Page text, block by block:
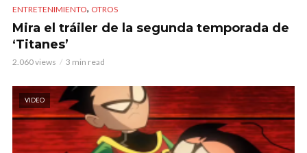
ENTRETENIMIENTO, OTROS
Mira el tráiler de la segunda temporada de
‘Titanes’
2.060 views 3 min read
VIDEO